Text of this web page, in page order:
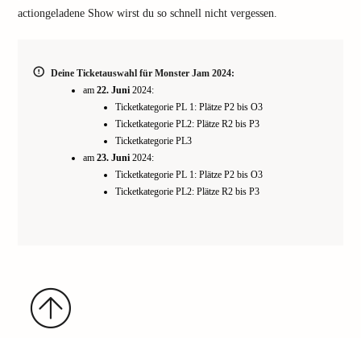
actiongeladene Show wirst du so schnell nicht vergessen.
Deine Ticketauswahl für Monster Jam 2024:
am 22. Juni 2024:
Ticketkategorie PL 1: Plätze P2 bis O3
Ticketkategorie PL2: Plätze R2 bis P3
Ticketkategorie PL3
am 23. Juni 2024:
Ticketkategorie PL 1: Plätze P2 bis O3
Ticketkategorie PL2: Plätze R2 bis P3